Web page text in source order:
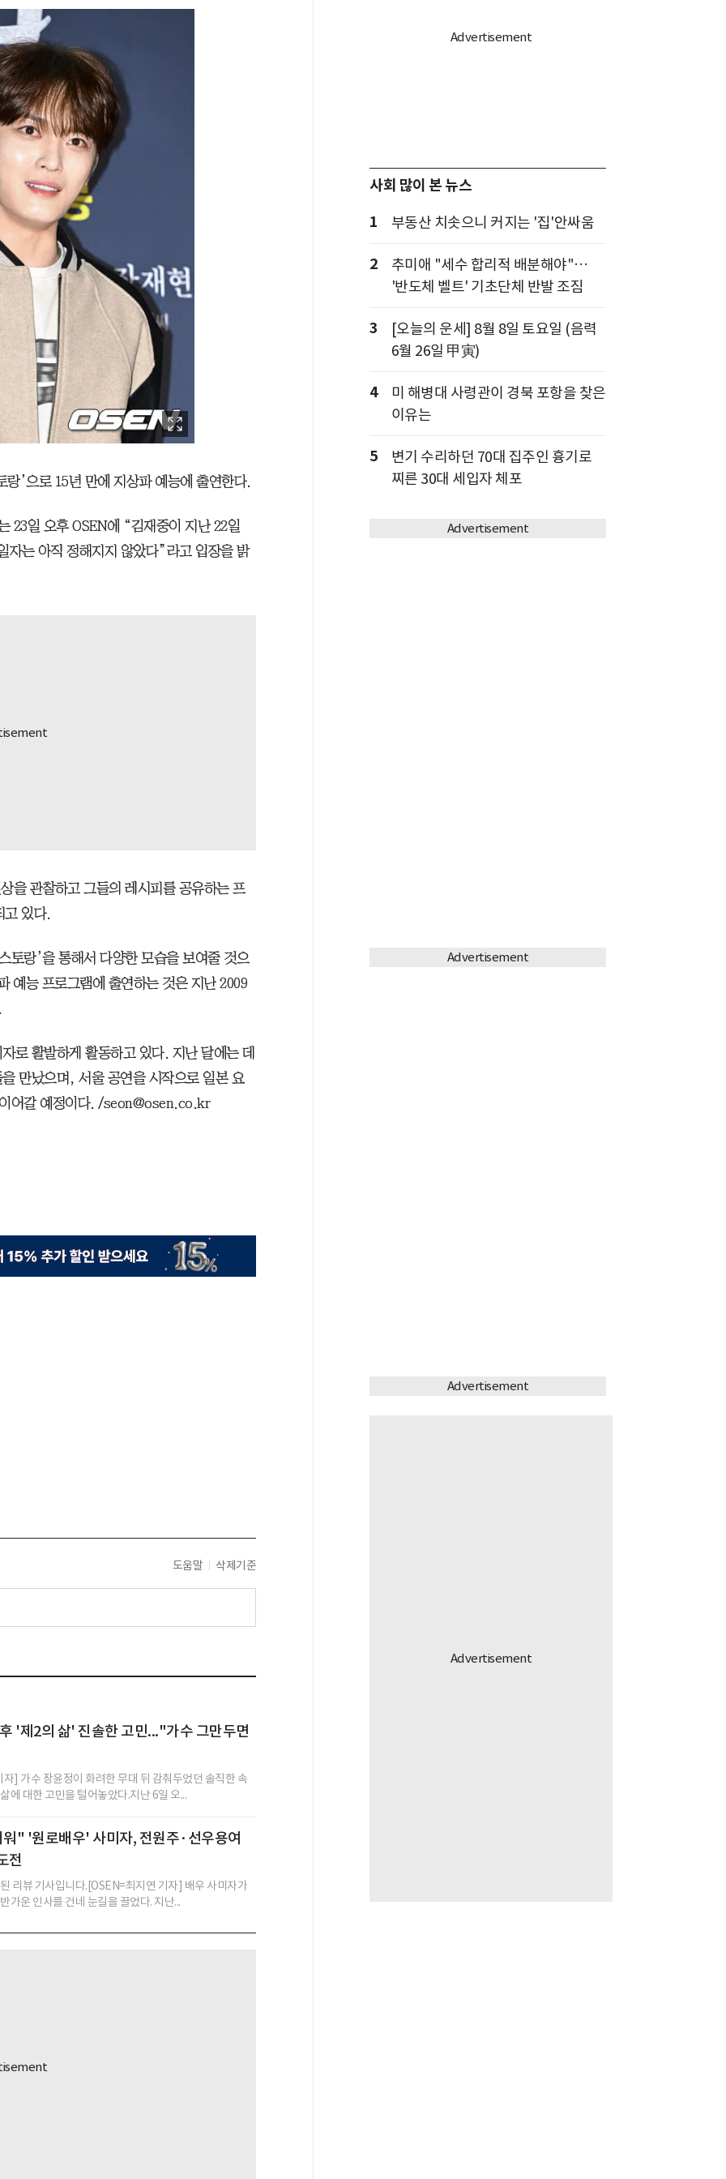
’으로 15년 만에 지상파 예능에 출연한다.
23일 오후 OSEN에 “김재중이 지난 22일
자는 아직 정해지지 않았다”라고 입장을 밝
을 관찰하고 그들의 레시피를 공유하는 프
고 있다.
토랑’을 통해서 다양한 모습을 보여줄 것으
예능 프로그램에 출연하는 것은 지난 2009
로 활발하게 활동하고 있다. 지난 달에는 데
만났으며, 서울 공연을 시작으로 일본 요
어갈 예정이다. /seon@osen.co.kr
도움말 삭제기준
'제2의 삶' 진솔한 고민..."가수 그만두면
] 가수 장윤정이 화려한 무대 뒤 감춰두었던 솔직한 속
에 대한 고민을 털어놓았다.지난 6일 오...
" '원로배우' 사미자, 전원주·선우용여
전
리뷰 기사입니다.[OSEN=최지연 기자] 배우 사미자가
가운 인사를 건네 눈길을 끌었다. 지난...
사회 많이 본 뉴스
1
부동산 치솟으니 커지는 '집'안싸움
2
추미애 "세수 합리적 배분해야"…
'반도체 벨트' 기초단체 반발 조짐
3
[오늘의 운세] 8월 8일 토요일 (음력
6월 26일 甲寅)
4
미 해병대 사령관이 경북 포항을 찾은
이유는
5
변기 수리하던 70대 집주인 흉기로
찌른 30대 세입자 체포